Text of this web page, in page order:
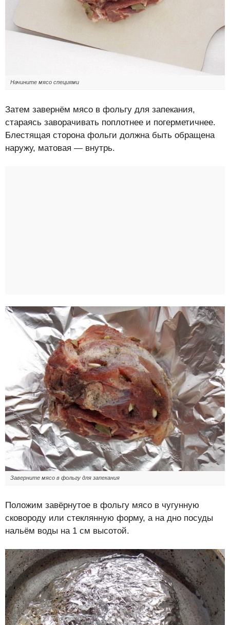
Начините мясо специями
Затем завернём мясо в фольгу для запекания,
стараясь заворачивать поплотнее и погерметичнее.
Блестящая сторона фольги должна быть обращена
наружу, матовая — внутрь.
Заверните мясо в фольгу для запекания
Положим завёрнутое в фольгу мясо в чугунную
сковороду или стеклянную форму, а на дно посуды
нальём воды на 1 см высотой.